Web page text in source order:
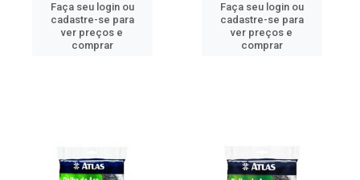
Faça seu login ou
cadastre-se para
ver preços e
comprar
Faça seu login ou
cadastre-se para
ver preços e
comprar